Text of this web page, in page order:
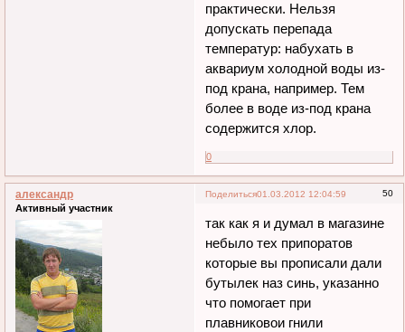
практически. Нельзя
допускать перепада
температур: набухать в
аквариум холодной воды из-
под крана, например. Тем
более в воде из-под крана
содержится хлор.
0
Поделиться 50
01.03.2012 12:04:59
александр
Активный участник
так как я и думал в магазине
небыло тех припоратов
которые вы прописали дали
бутылек наз синь, указанно
что помогает при
плавниковои гнили